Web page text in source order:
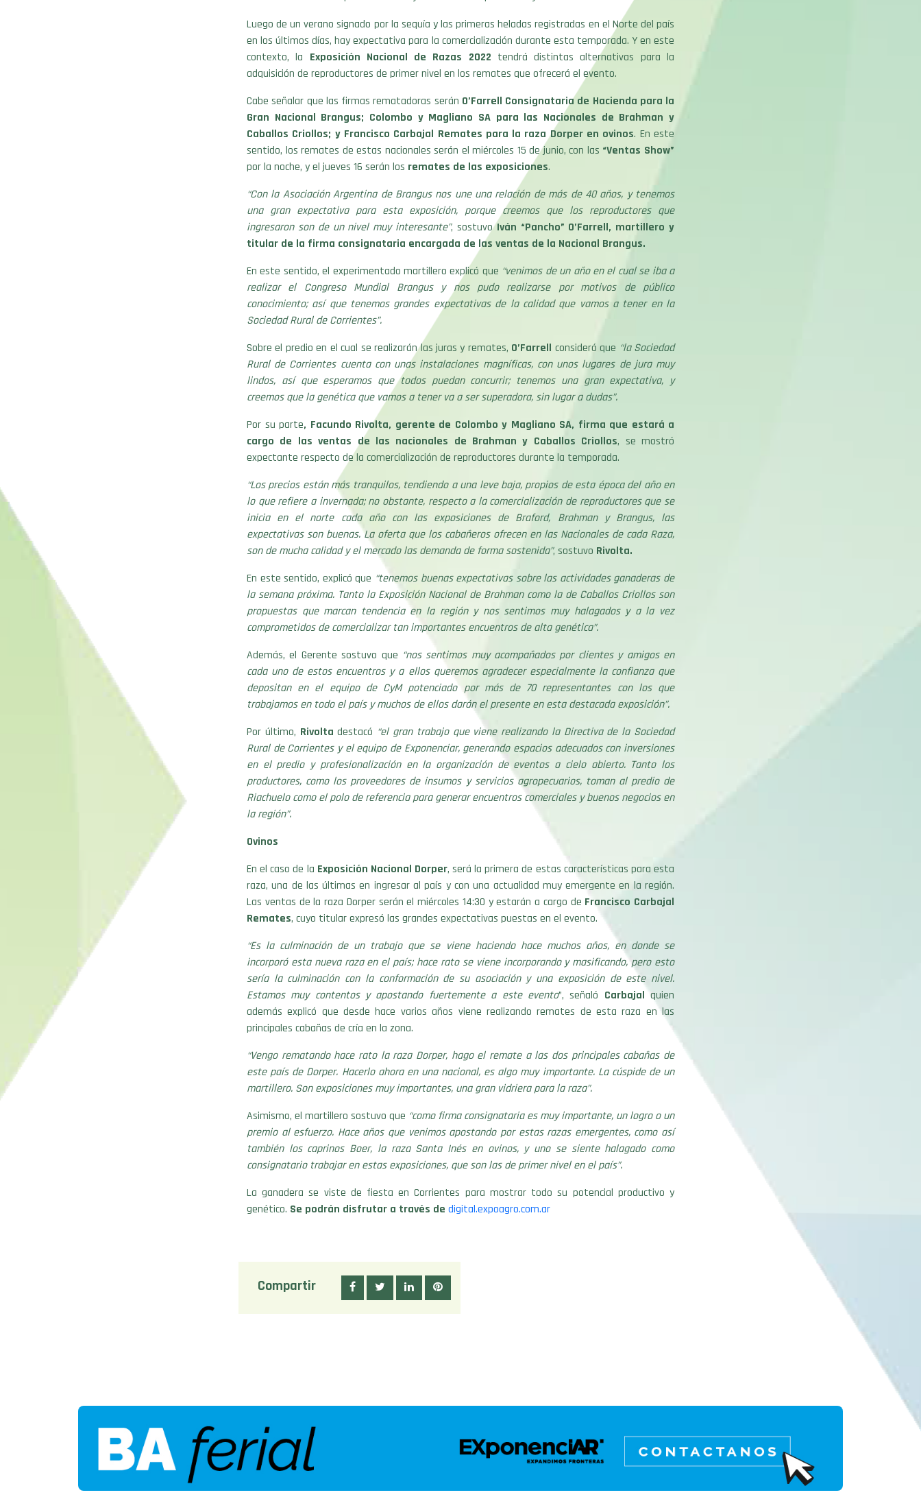
Luego de un verano signado por la sequía y las primeras heladas registradas en el Norte del país
en los últimos días, hay expectativa para la comercialización durante esta temporada. Y en este
contexto, la Exposición Nacional de Razas 2022 tendrá distintas alternativas para la
adquisición de reproductores de primer nivel en los remates que ofrecerá el evento.
Cabe señalar que las firmas rematadoras serán O’Farrell Consignataria de Hacienda para la
Gran Nacional Brangus; Colombo y Magliano SA para las Nacionales de Brahman y
Caballos Criollos; y Francisco Carbajal Remates para la raza Dorper en ovinos. En este
sentido, los remates de estas nacionales serán el miércoles 15 de junio, con las “Ventas Show”
por la noche, y el jueves 16 serán los remates de las exposiciones.
“Con la Asociación Argentina de Brangus nos une una relación de más de 40 años, y tenemos
una gran expectativa para esta exposición, porque creemos que los reproductores que
ingresaron son de un nivel muy interesante”, sostuvoIván “Pancho” O’Farrell, martillero y
titular de la firma consignataria encargada de las ventas de la Nacional Brangus.
En este sentido, el experimentado martillero explicó que “venimos de un año en el cual se iba a
realizar el Congreso Mundial Brangus y nos pudo realizarse por motivos de público
conocimiento; así que tenemos grandes expectativas de la calidad que vamos a tener en la
Sociedad Rural de Corrientes”.
Sobre el predio en el cual se realizarán las juras y remates, O’Farrell consideró que “la Sociedad
Rural de Corrientes cuenta con unas instalaciones magníficas, con unos lugares de jura muy
lindos, así que esperamos que todos puedan concurrir; tenemos una gran expectativa, y
creemos que la genética que vamos a tener va a ser superadora, sin lugar a dudas”.
Por su parte, Facundo Rivolta, gerente de Colombo y Magliano SA, firma que estará a
cargo de las ventas de las nacionales de Brahman y Caballos Criollos, se mostró
expectante respecto de la comercialización de reproductores durante la temporada.
“Los precios están más tranquilos, tendiendo a una leve baja, propios de esta época del año en
lo que refiere a invernada; no obstante, respecto a la comercialización de reproductores que se
inicia en el norte cada año con las exposiciones de Braford, Brahman y Brangus, las
expectativas son buenas. La oferta que los cabañeros ofrecen en las Nacionales de cada Raza,
son de mucha calidad y el mercado las demanda de forma sostenida”, sostuvo Rivolta.
En este sentido, explicó que “tenemos buenas expectativas sobre las actividades ganaderas de
la semana próxima. Tanto la Exposición Nacional de Brahman como la de Caballos Criollos son
propuestas que marcan tendencia en la región y nos sentimos muy halagados y a la vez
comprometidos de comercializar tan importantes encuentros de alta genética”.
Además, el Gerente sostuvo que “nos sentimos muy acompañados por clientes y amigos en
cada uno de estos encuentros y a ellos queremos agradecer especialmente la confianza que
depositan en el equipo de CyM potenciado por más de 70 representantes con los que
trabajamos en todo el país y muchos de ellos darán el presente en esta destacada exposición”.
Por último, Rivolta destacó “el gran trabajo que viene realizando la Directiva de la Sociedad
Rural de Corrientes y el equipo de Exponenciar, generando espacios adecuados con inversiones
en el predio y profesionalización en la organización de eventos a cielo abierto. Tanto los
productores, como los proveedores de insumos y servicios agropecuarios, toman al predio de
Riachuelo como el polo de referencia para generar encuentros comerciales y buenos negocios en
la región”.
Ovinos
En el caso de la Exposición Nacional Dorper, será la primera de estas características para esta
raza, una de las últimas en ingresar al país y con una actualidad muy emergente en la región.
Las ventas de la raza Dorper serán el miércoles 14:30 y estarán a cargo de Francisco Carbajal
Remates, cuyo titular expresó las grandes expectativas puestas en el evento.
“Es la culminación de un trabajo que se viene haciendo hace muchos años, en donde se
incorporó esta nueva raza en el país; hace rato se viene incorporando y masificando, pero esto
sería la culminación con la conformación de su asociación y una exposición de este nivel.
Estamos muy contentos y apostando fuertemente a este evento”, señaló Carbajal quien
además explicó que desde hace varios años viene realizando remates de esta raza en las
principales cabañas de cría en la zona.
“Vengo rematando hace rato la raza Dorper, hago el remate a las dos principales cabañas de
este país de Dorper. Hacerlo ahora en una nacional, es algo muy importante. La cúspide de un
martillero. Son exposiciones muy importantes, una gran vidriera para la raza”.
Asimismo, el martillero sostuvo que “como firma consignataria es muy importante, un logro o un
premio al esfuerzo. Hace años que venimos apostando por estas razas emergentes, como así
también los caprinos Boer, la raza Santa Inés en ovinos, y uno se siente halagado como
consignatario trabajar en estas exposiciones, que son las de primer nivel en el país”.
La ganadera se viste de fiesta en Corrientes para mostrar todo su potencial productivo y
genético. Se podrán disfrutar a través de digital.expoagro.com.ar
Compartir